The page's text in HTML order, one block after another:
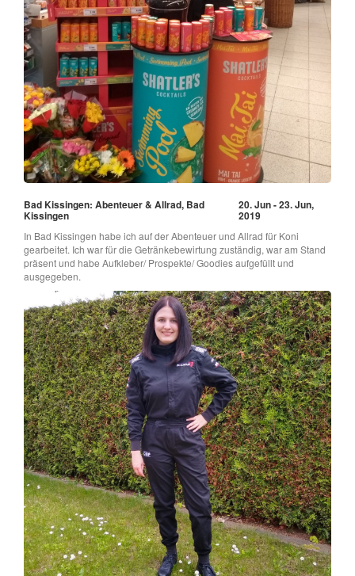
Bad Kissingen: Abenteuer & Allrad, Bad
Kissingen
20. Jun - 23. Jun,
2019
In Bad Kissingen habe ich auf der Abenteuer und Allrad für Koni
gearbeitet. Ich war für die Getränkebewirtung zuständig, war am Stand
präsent und habe Aufkleber/ Prospekte/ Goodies aufgefüllt und
ausgegeben.